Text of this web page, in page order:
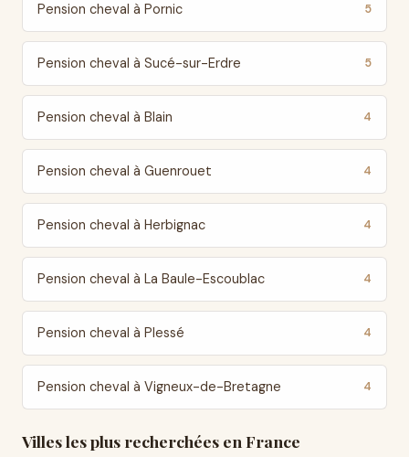
Pension cheval à Pornic 5
Pension cheval à Sucé-sur-Erdre 5
Pension cheval à Blain 4
Pension cheval à Guenrouet 4
Pension cheval à Herbignac 4
Pension cheval à La Baule-Escoublac 4
Pension cheval à Plessé 4
Pension cheval à Vigneux-de-Bretagne 4
Villes les plus recherchées en France